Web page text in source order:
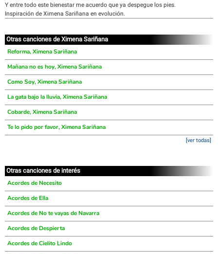
Y entre todo este bienestar me acuerdo que ya despegue los pies.
Inspiración de Ximena Sariñana en evolución.
Otras canciones de Ximena Sariñana
Reforma, Ximena Sariñana
Mañana no es hoy, Ximena Sariñana
Como Soy, Ximena Sariñana
La gata bajo la lluvia, Ximena Sariñana
Cobarde, Ximena Sariñana
Te lo pido por favor, Ximena Sariñana
[ver todas]
Otras canciones de interés
Acordes de Necesito
Acordes de Ella
Acordes de No te vayas de Navarra
Acordes de Despierta
Acordes de Cielito Lindo